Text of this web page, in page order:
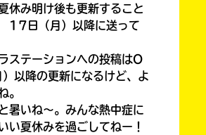
休み明け後も更新すること
17日（月）以降に送って
ステーションへの投稿はO
以降の更新になるけど、よ
。
暑いね～。みんな熱中症に
い夏休みを過ごしてねー！